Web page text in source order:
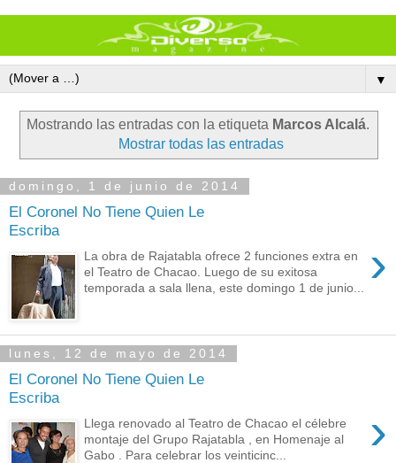
▼
Mostrando las entradas con la etiqueta Marcos Alcalá.
Mostrar todas las entradas
domingo, 1 de junio de 2014
El Coronel No Tiene Quien Le
Escriba
›
La obra de Rajatabla ofrece 2 funciones extra en
el Teatro de Chacao. Luego de su exitosa
temporada a sala llena, este domingo 1 de junio...
lunes, 12 de mayo de 2014
El Coronel No Tiene Quien Le
Escriba
›
Llega renovado al Teatro de Chacao el célebre
montaje del Grupo Rajatabla , en Homenaje al
Gabo . Para celebrar los veinticinc...